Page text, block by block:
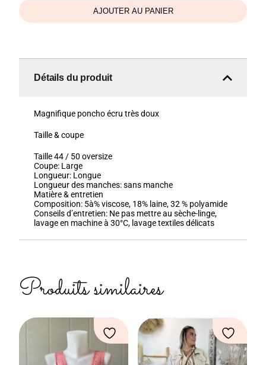
AJOUTER AU PANIER
Détails du produit
Magnifique poncho écru très doux
Taille & coupe
Taille 44 / 50 oversize
Coupe: Large
Longueur: Longue
Longueur des manches:sans manche
Matière & entretien
Composition: 5à% viscose, 18% laine, 32 % polyamide
Conseils d’entretien: Ne pas mettre au sèche-linge,
lavage en machine à 30°C, lavage textiles délicats
Produits similaires